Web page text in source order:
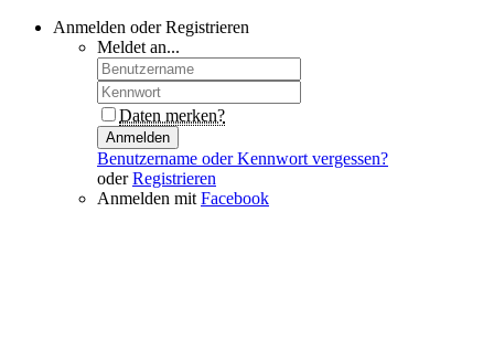
Anmelden oder Registrieren
Meldet an...
Daten merken?
Anmelden
Benutzername oder Kennwort vergessen?
oderRegistrieren
Anmelden mit Facebook